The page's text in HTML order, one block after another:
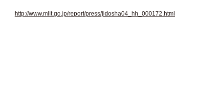
http://www.mlit.go.jp/report/press/jidosha04_hh_000172.html